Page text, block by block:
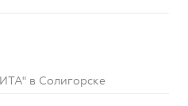
в Солигорске